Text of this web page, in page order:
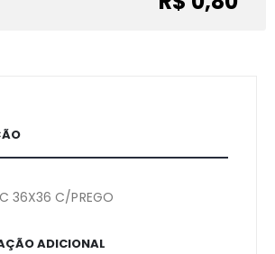
36X36 C/PREGO
ADICIONAL